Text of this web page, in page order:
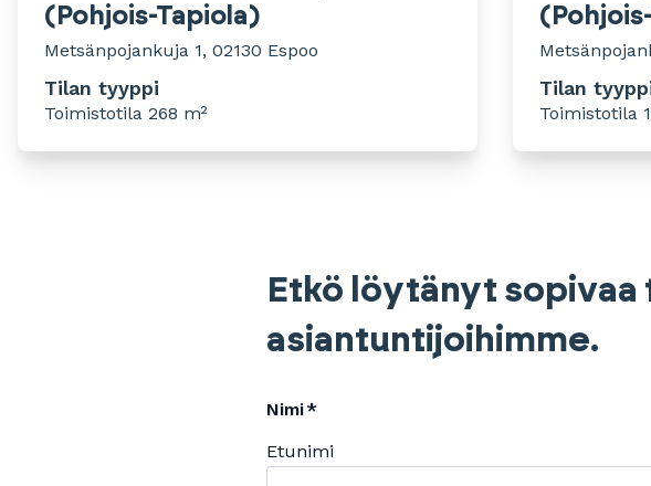
(Pohjois-Tapiola)
Metsänpojankuja 1, 02130 Espoo
Tilan tyyppi
Toimistotila 268 m²
Tilan
Toimistotila
Etkö löytänyt
asiantuntijoihimme.
Nimi
Etunimi